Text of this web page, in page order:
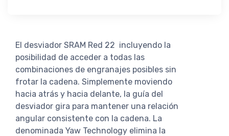
El desviador SRAM Red 22 incluyendo la
posibilidad de acceder a todas las
combinaciones de engranajes posibles sin
frotar la cadena. Simplemente moviendo
hacia atrás y hacia delante, la guía del
desviador gira para mantener una relación
angular consistente con la cadena. La
denominada Yaw Technology elimina la